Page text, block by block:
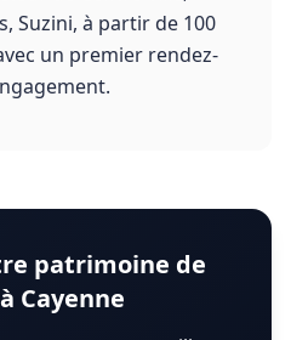
Suzini, à partir de 100
un premier rendez-
patrimoine de
Cayenne